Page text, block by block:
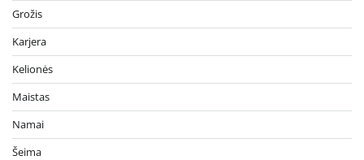
Grožis
Karjera
Kelionės
Maistas
Namai
Šeima